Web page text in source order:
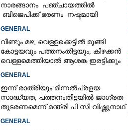
നാരങ്ങാനം പഞ്ചായത്തിൽ
ബിജെപിക്ക് ഭരണം നഷ്ടമായി
GENERAL
വീണ്ടും മഴ; വെള്ളക്കെട്ടിൽ മുങ്ങി
കോട്ടയവും പത്തനംതിട്ടയും, കിഴക്കൻ
വെള്ളമെത്തിയാൽ ആശങ്ക ഇരട്ടിക്കും
GENERAL
ഇന്ന് രാത്രിയും മിന്നൽപ്രളയ
സാദ്ധ്യത,​ പത്തനംതിട്ടയിൽ ജാഗ്രത
തുടരണമെന്ന് മന്ത്രി പി സി വിഷ്ണുനാഥ്
GENERAL